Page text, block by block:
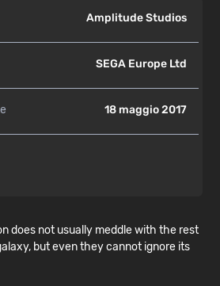
Amplitude Studios
SEGA Europe Ltd
18 maggio 2017
does not usually meddle with the rest
but even they cannot ignore its